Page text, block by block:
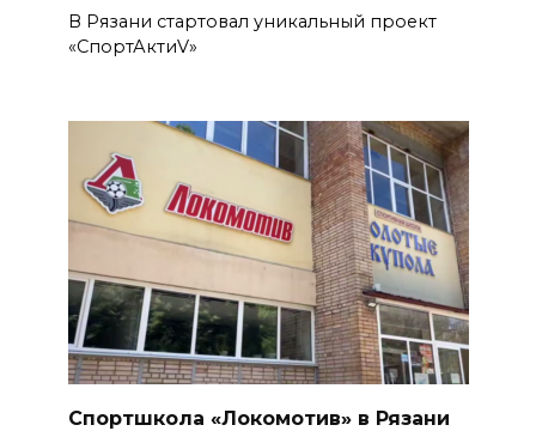
В Рязани стартовал уникальный проект
«СпортАктиV»
Спортшкола «Локомотив» в Рязани